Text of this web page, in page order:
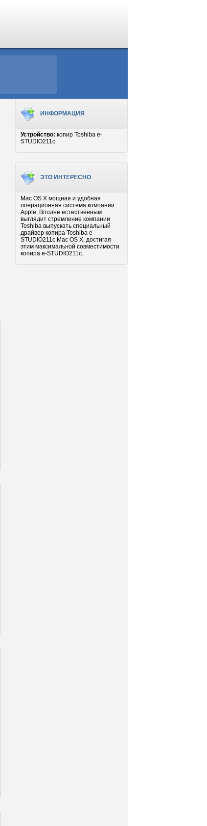
ИНФОРМАЦИЯ
Устройство: копир Toshiba e-
STUDIO211c
ЭТО ИНТЕРЕСНО
Mac OS X мощная и удобная
операционная система компании
Apple. Вполне естественным
выглядит стремление компании
Toshiba выпускать специальный
драйвер копира Toshiba e-
STUDIO211c Mac OS X, достигая
этим максимальной совместимости
копира e-STUDIO211c.